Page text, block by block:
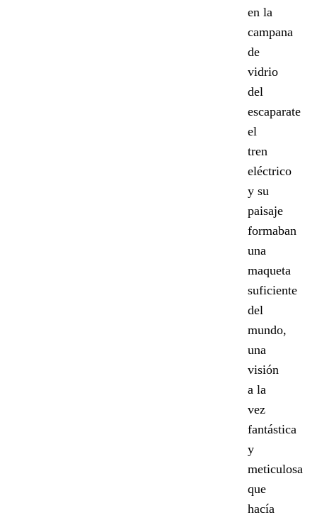
en la
campana
de
vidrio
del
escaparate
el
tren
eléctrico
y su
paisaje
formaban
una
maqueta
suficiente
del
mundo,
una
visión
a la
vez
fantástica
y
meticulosa
que
hacía